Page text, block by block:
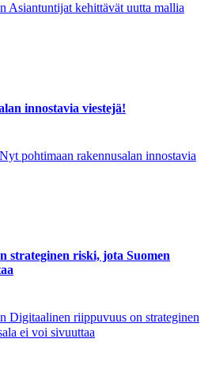
Asiantuntijat kehittävät uutta mallia
innostavia viestejä!
pohtimaan rakennusalan innostavia
strateginen riski, jota Suomen
Digitaalinen riippuvuus on strateginen
ei voi sivuuttaa